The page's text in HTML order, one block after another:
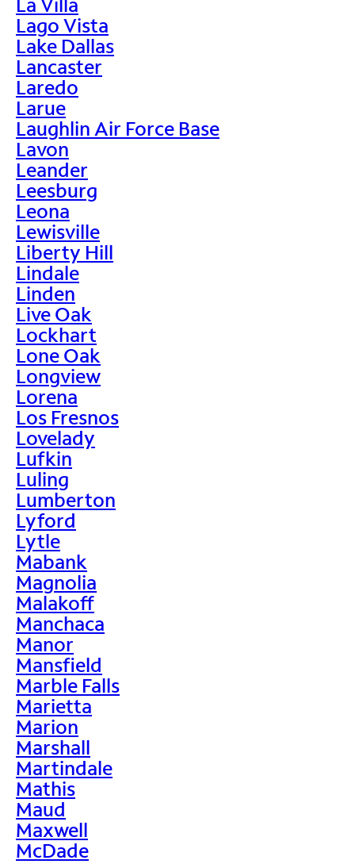
Lago Vista
Lake Dallas
Lancaster
Laredo
Larue
Laughlin Air Force Base
Lavon
Leander
Leesburg
Leona
Lewisville
Liberty Hill
Lindale
Linden
Live Oak
Lockhart
Lone Oak
Longview
Lorena
Los Fresnos
Lovelady
Lufkin
Luling
Lumberton
Lyford
Lytle
Mabank
Magnolia
Malakoff
Manchaca
Manor
Mansfield
Marble Falls
Marietta
Marion
Marshall
Martindale
Mathis
Maud
Maxwell
McDade